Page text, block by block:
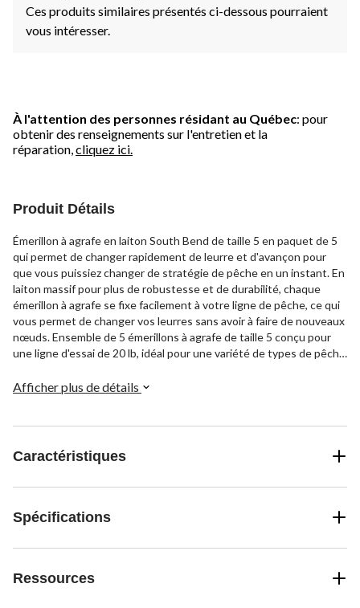
Ces produits similaires présentés ci-dessous pourraient
vous intéresser.
À l'attention des personnes résidant au Québec: pour
obtenir des renseignements sur l'entretien et la
réparation, cliquez ici.
Produit Détails
Émerillon à agrafe en laiton South Bend de taille 5 en paquet de 5
qui permet de changer rapidement de leurre et d'avançon pour
que vous puissiez changer de stratégie de pêche en un instant. En
laiton massif pour plus de robustesse et de durabilité, chaque
émerillon à agrafe se fixe facilement à votre ligne de pêche, ce qui
vous permet de changer vos leurres sans avoir à faire de nouveaux
nœuds. Ensemble de 5 émerillons à agrafe de taille 5 conçu pour
une ligne d'essai de 20 lb, idéal pour une variété de types de pêche
Afficher plus de détails
Caractéristiques
Spécifications
Ressources